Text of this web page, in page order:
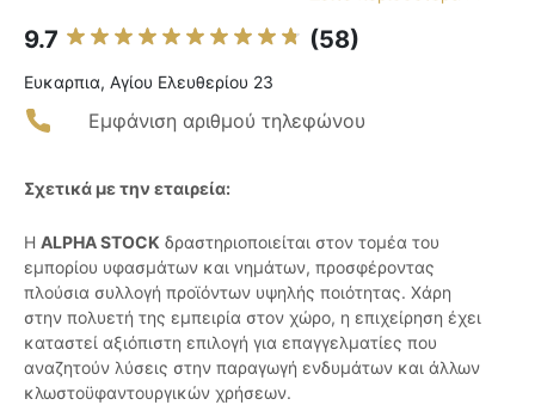
9.7 (58)
Ευκαρπια, Αγίου Ελευθερίου 23
Εμφάνιση αριθμού τηλεφώνου
Σχετικά με την εταιρεία:
Η ALPHA STOCK δραστηριοποιείται στον τομέα του
εμπορίου υφασμάτων και νημάτων, προσφέροντας
πλούσια συλλογή προϊόντων υψηλής ποιότητας. Χάρη
στην πολυετή της εμπειρία στον χώρο, η επιχείρηση έχει
καταστεί αξιόπιστη επιλογή για επαγγελματίες που
αναζητούν λύσεις στην παραγωγή ενδυμάτων και άλλων
κλωστοϋφαντουργικών χρήσεων.